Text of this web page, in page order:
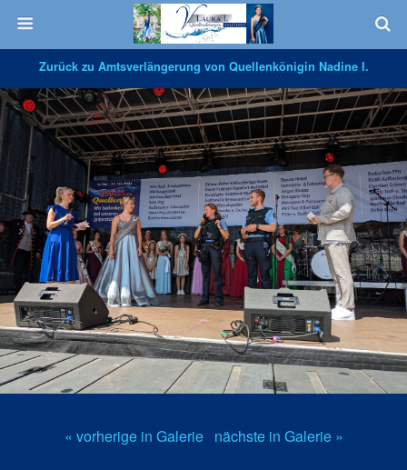
Zurück zu Amtsverlängerung von Quellenkönigin Nadine I.
« vorherige in Galerie nächste in Galerie »